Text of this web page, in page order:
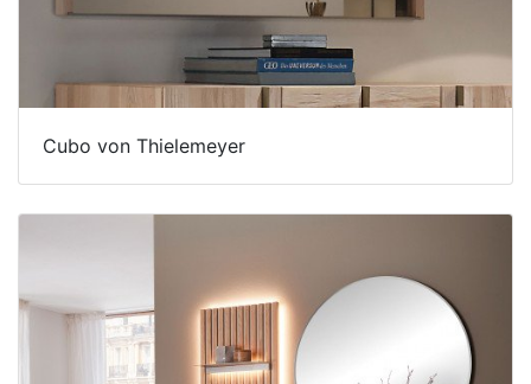
Cubo von Thielemeyer